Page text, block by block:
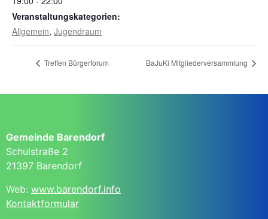
Veranstaltungskategorien:
Allgemein, Jugendraum
Treffen Bürgerforum BaJuKi Mitgliederversammlung
Gemeinde Barendorf
Schulstraße 2
21397 Barendorf
Web: www.barendorf.info
Kontaktformular